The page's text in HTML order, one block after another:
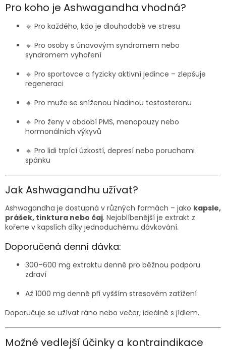
Pro koho je Ashwagandha vhodná?
🔹 Pro každého, kdo je dlouhodobě ve stresu
🔹 Pro osoby s únavovým syndromem nebo
syndromem vyhoření
🔹 Pro sportovce a fyzicky aktivní jedince – zlepšuje
regeneraci
🔹 Pro muže se sníženou hladinou testosteronu
🔹 Pro ženy v období PMS, menopauzy nebo
hormonálních výkyvů
🔹 Pro lidi trpící úzkostí, depresí nebo poruchami
spánku
Jak Ashwagandhu užívat?
Ashwagandha je dostupná v různých formách – jako kapsle,
prášek, tinktura nebo čaj. Nejoblíbenější je extrakt z
kořene v kapslích díky jednoduchému dávkování.
Doporučená denní dávka:
300–600 mg extraktu denně pro běžnou podporu
zdraví
Až 1000 mg denně při vyšším stresovém zatížení
Doporučuje se užívat ráno nebo večer, ideálně s jídlem.
Možné vedlejší účinky a kontraindikace